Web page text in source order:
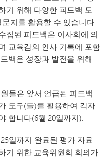
기 위해 다양한 피드백 도
지를 활용할 수 있습니다.
집된 피드백은 이사회에 의
교육감의 인사 기록에 포함
백은 성장과 발전을 위해
들은 앞서 언급된 피드백
도구(들)를 활용하여 각자
합니다(6월 20일까지).
일까지 완료된 평가 자료
기 위한 교육위원회 회의가